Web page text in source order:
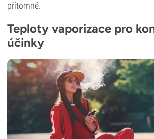
přítomné.
Teploty vaporizace pro
účinky